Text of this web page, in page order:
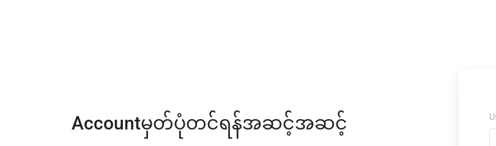
Accountမှတ်ပုံတင်ရန်အဆင့်အဆင့်